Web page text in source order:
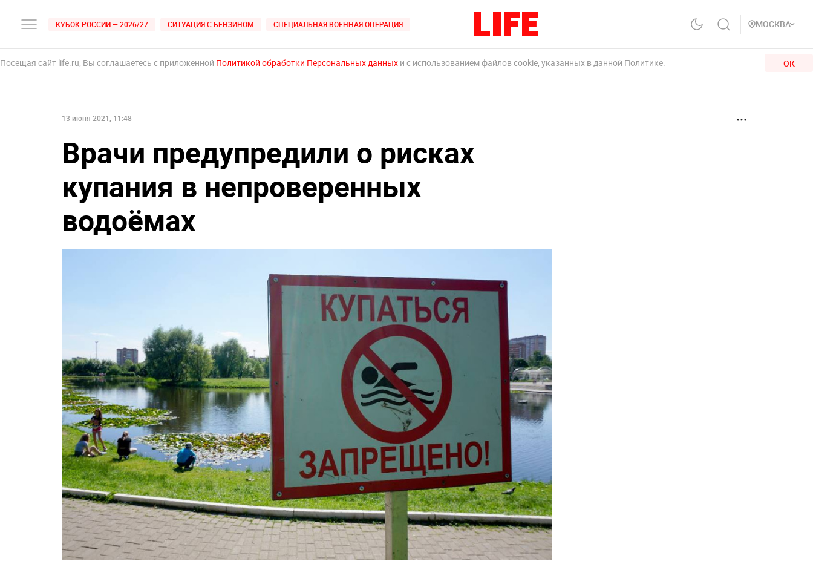
КУБОК РОССИИ — 2026/27 СИТУАЦИЯ С БЕНЗИНОМ СПЕЦИАЛЬНАЯ ВОЕННАЯ ОПЕРАЦИЯ МОСКВА
Посещая сайт life.ru, Вы соглашаетесь с приложенной Политикой обработки Персональных данных и с использованием файлов cookie, указанных в данной Политике. ОК
13 июня 2021, 11:48
Врачи предупредили о рисках
купания в непроверенных
водоёмах